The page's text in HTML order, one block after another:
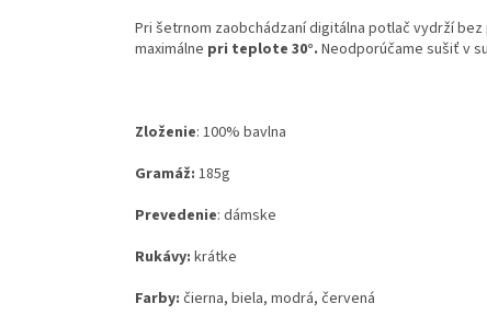
Pri šetrnom zaobchádzaní digitálna potlač vydrží
maximálne pri teplote 30°. Neodporúčame sušiť v
Zloženie: 100% bavlna
Gramáž: 185g
Prevedenie: dámske
Rukávy: krátke
Farby: čierna, biela, modrá, červená